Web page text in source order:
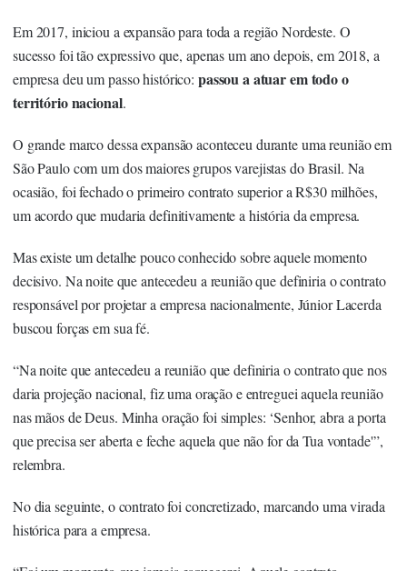
Em 2017, iniciou a expansão para toda a região Nordeste. O
sucesso foi tão expressivo que, apenas um ano depois, em 2018, a
empresa deu um passo histórico: passou a atuar em todo o
território nacional.
O grande marco dessa expansão aconteceu durante uma reunião em
São Paulo com um dos maiores grupos varejistas do Brasil. Na
ocasião, foi fechado o primeiro contrato superior a R$30 milhões,
um acordo que mudaria definitivamente a história da empresa.
Mas existe um detalhe pouco conhecido sobre aquele momento
decisivo. Na noite que antecedeu a reunião que definiria o contrato
responsável por projetar a empresa nacionalmente, Júnior Lacerda
buscou forças em sua fé.
“Na noite que antecedeu a reunião que definiria o contrato que nos
daria projeção nacional, fiz uma oração e entreguei aquela reunião
nas mãos de Deus. Minha oração foi simples: ‘Senhor, abra a porta
que precisa ser aberta e feche aquela que não for da Tua vontade'”,
relembra.
No dia seguinte, o contrato foi concretizado, marcando uma virada
histórica para a empresa.